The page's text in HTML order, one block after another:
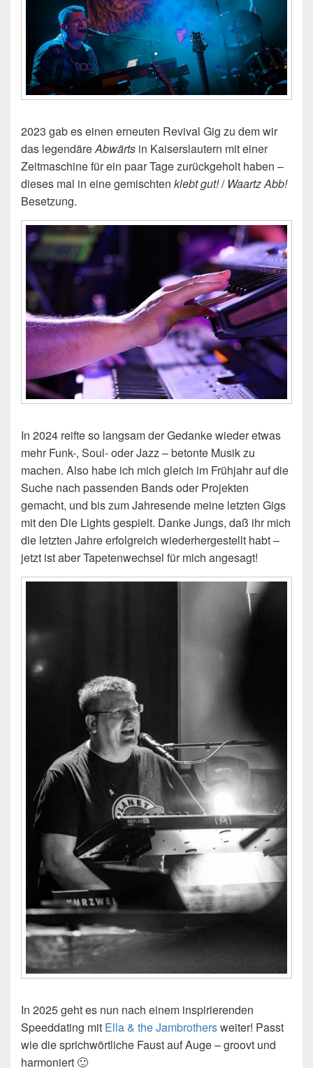
2023 gab es einen erneuten Revival Gig zu dem wir
das legendäreAbwärts in Kaiserslautern mit einer
Zeitmaschine für ein paar Tage zurückgeholt haben –
dieses mal in eine gemischten klebt gut!/ Waartz Abb!
Besetzung.
In 2024 reifte so langsam der Gedanke wieder etwas
mehr Funk-, Soul- oder Jazz – betonte Musik zu
machen. Also habe ich mich gleich im Frühjahr auf die
Suche nach passenden Bands oder Projekten
gemacht, und bis zum Jahresende meine letzten Gigs
mit den Die Lights gespielt. Danke Jungs, daß ihr mich
die letzten Jahre erfolgreich wiederhergestellt habt –
jetzt ist aber Tapetenwechsel für mich angesagt!
In 2025 geht es nun nach einem inspirierenden
Speeddating mit Ella & the Jambrothersweiter! Passt
wie die sprichwörtliche Faust auf Auge – groovt und
harmoniert 🙂